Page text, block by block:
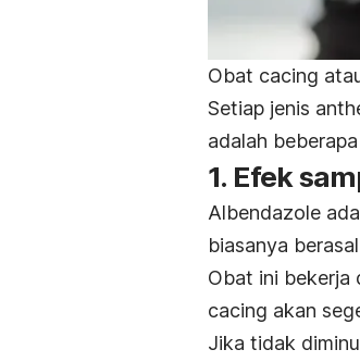
Obat cacing
Setiap jenis
adalah
1. Efek
Albendazole
biasanya
Obat ini bekerja
cacing akan
Jika tidak